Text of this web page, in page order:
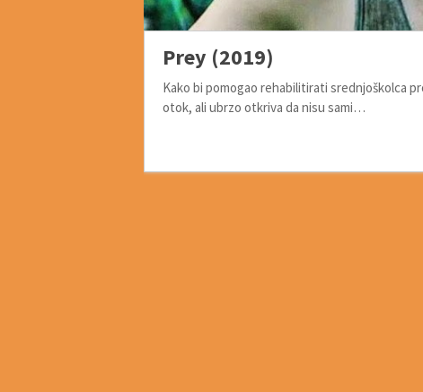
Prey (2019)
Kako bi pomogao rehabilitirati srednjoškolca
otok, ali ubrzo otkriva da nisu sami…